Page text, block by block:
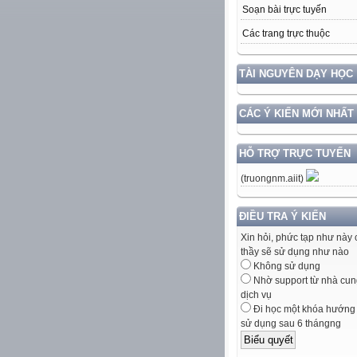
Soạn bài trực tuyến
Các trang trực thuộc
TÀI NGUYÊN DẠY HỌC
CÁC Ý KIẾN MỚI NHẤT
HỖ TRỢ TRỰC TUYẾN
(truongnm.aiit)
ĐIỀU TRA Ý KIẾN
Xin hỏi, phức tạp như này
thầy sẽ sử dụng như nào
Không sử dụng
Nhờ support từ nhà
dịch vụ
Đi học một khóa hướng
sử dụng sau 6 thángng